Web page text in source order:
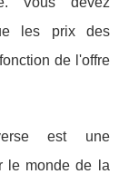
les prix des
de l'offre
est une
le monde de la